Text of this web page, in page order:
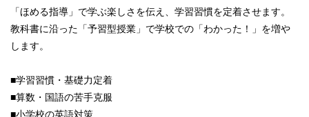
「ほめる指導」で学ぶ楽しさを伝え、学習習慣を定着させます。
教科書に沿った「予習型授業」で学校での「わかった！」を増や
します。
■学習習慣・基礎力定着
■算数・国語の苦手克服
■小学校の英語対策